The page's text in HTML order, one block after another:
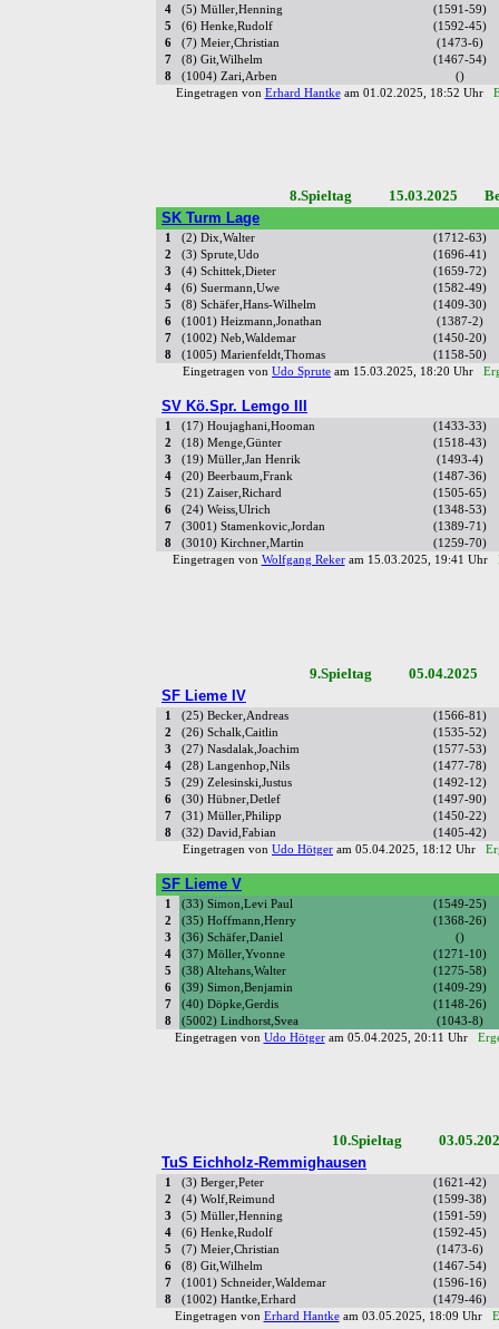
4
(5) Müller,Henning
(1591-59)
5
(6) Henke,Rudolf
(1592-45)
6
(7) Meier,Christian
(1473-6)
7
(8) Git,Wilhelm
(1467-54)
8
(1004) Zari,Arben
()
Eingetragen von Erhard Hantkeam 01.02.2025, 18:52 Uhr
8.Spieltag 15.03.2025
SK Turm Lage
1 (2) Dix,Walter
(1712-63)
2
(3) Sprute,Udo
(1696-41)
3
(4) Schittek,Dieter
(1659-72)
4
(6) Suermann,Uwe
(1582-49)
5
(8) Schäfer,Hans-Wilhelm
(1409-30)
6
(1001) Heizmann,Jonathan
(1387-2)
7
(1002) Neb,Waldemar
(1450-20)
8
(1005) Marienfeldt,Thomas
(1158-50)
Eingetragen von Udo Sprute am 15.03.2025, 18:20 Uhr
SV Kö.Spr. Lemgo III
1 (17) Houjaghani,Hooman
(1433-33)
2
(18) Menge,Günter
(1518-43)
3
(19) Müller,Jan Henrik
(1493-4)
4
(20) Beerbaum,Frank
(1487-36)
5
(21) Zaiser,Richard
(1505-65)
6
(24) Weiss,Ulrich
(1348-53)
7
(3001) Stamenkovic,Jordan
(1389-71)
8
(3010) Kirchner,Martin
(1259-70)
Eingetragen von Wolfgang Rekeram 15.03.2025, 19:41 Uhr
9.Spieltag 05.04.2025
SF Lieme IV
1 (25) Becker,Andreas
(1566-81)
2
(26) Schalk,Caitlin
(1535-52)
3
(27) Nasdalak,Joachim
(1577-53)
4
(28) Langenhop,Nils
(1477-78)
5
(29) Zelesinski,Justus
(1492-12)
6
(30) Hübner,Detlef
(1497-90)
7
(31) Müller,Philipp
(1450-22)
8
(32) David,Fabian
(1405-42)
Eingetragen von Udo Hötger am 05.04.2025, 18:12 Uhr
SF Lieme V
1 (33) Simon,Levi Paul
(1549-25)
2
(35) Hoffmann,Henry
(1368-26)
3
(36) Schäfer,Daniel
()
4
(37) Möller,Yvonne
(1271-10)
5
(38) Altehans,Walter
(1275-58)
6
(39) Simon,Benjamin
(1409-29)
7
(40) Döpke,Gerdis
(1148-26)
8
(5002) Lindhorst,Svea
(1043-8)
Eingetragen von Udo Hötgeram 05.04.2025, 20:11 Uhr
10.Spieltag
TuS Eichholz-Remmighausen
1 (3) Berger,Peter
(1621-42)
2
(4) Wolf,Reimund
(1599-38)
3
(5) Müller,Henning
(1591-59)
4
(6) Henke,Rudolf
(1592-45)
5
(7) Meier,Christian
(1473-6)
6
(8) Git,Wilhelm
(1467-54)
7
(1001) Schneider,Waldemar
(1596-16)
8
(1002) Hantke,Erhard
(1479-46)
Eingetragen von Erhard Hantkeam 03.05.2025, 18:09 Uhr